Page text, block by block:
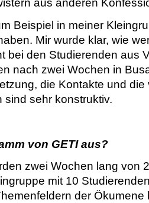
aus anderen
Beispiel in meiner
Mir wurde klar, wie
bei den Studierenden aus
nach zwei Wochen in
die Kontakte und
sind sehr konstruktiv.
von GETI aus?
zwei Wochen lang von
mit 10
der